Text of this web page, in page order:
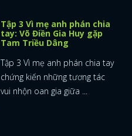
Tập 3 Vì mẹ anh phán chia
tay: Võ Điền Gia Huy gặp
Tam Triều Dâng
Tập 3 Vì mẹ anh phán chia tay
chứng kiến những tương tác
vui nhộn oan gia giữa ...